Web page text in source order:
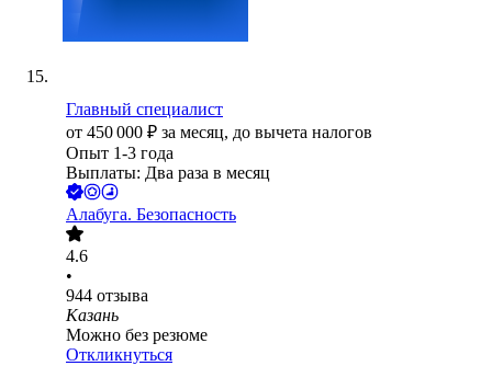
Главный специалист
от 450 000 ₽ за месяц, до вычета налогов
Опыт 1-3 года
Выплаты: Два раза в месяц
Алабуга. Безопасность
4.6
•
944 отзыва
Казань
Можно без резюме
Откликнуться